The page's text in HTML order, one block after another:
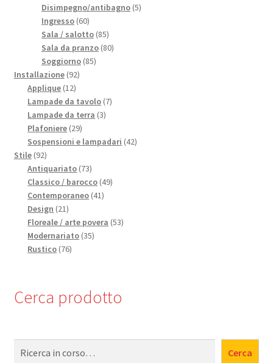
prodotti
Disimpegno/antibagno 55
Ingresso 6060
prodotti
Sala / salotto 8585
prodotti
Sala da pranzo 8080
Soggiorno 8585
Installazione 9292
Applique 1212
prodotti
Lampade da tavolo 77
Lampade da terra 33
Plafoniere 2929
prodotti
Sospensioni e lampadari 4242
Stile 9292
prodotti
Antiquariato 7373
prodotti
Classico / barocco 4949
Contemporaneo 4141
Design 2121
prodotti
Floreale / arte povera 5353
Modernariato 3535
Rustico 7676
Cerca prodotto
Cerca